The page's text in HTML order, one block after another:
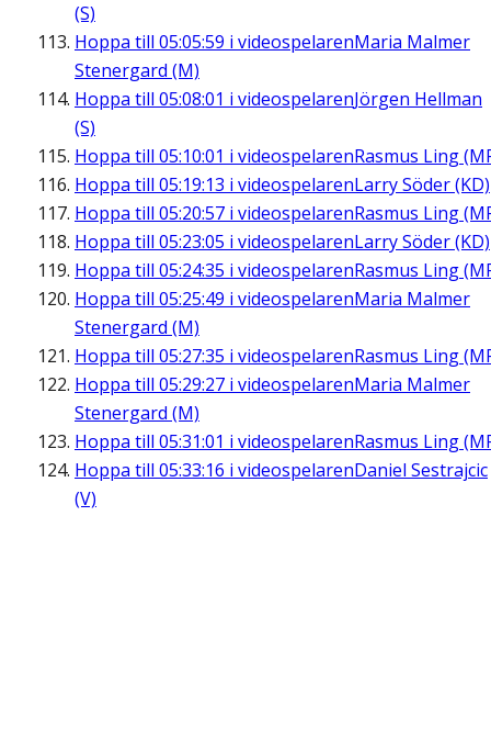
(S)
Hoppa till 05:05:59 i videospelarenMaria Malmer
Stenergard (M)
Hoppa till 05:08:01 i videospelarenJörgen Hellman
(S)
Hoppa till 05:10:01 i videospelarenRasmus Ling
Hoppa till 05:19:13 i videospelarenLarry Söder (KD)
Hoppa till 05:20:57 i videospelarenRasmus Ling
Hoppa till 05:23:05 i videospelarenLarry Söder (KD)
Hoppa till 05:24:35 i videospelarenRasmus Ling
Hoppa till 05:25:49 i videospelarenMaria Malmer
Stenergard (M)
Hoppa till 05:27:35 i videospelarenRasmus Ling
Hoppa till 05:29:27 i videospelarenMaria Malmer
Stenergard (M)
Hoppa till 05:31:01 i videospelarenRasmus Ling
Hoppa till 05:33:16 i videospelarenDaniel Sestrajcic
(V)